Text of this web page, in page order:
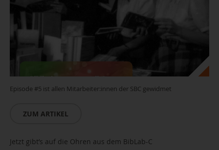
Episode #5 ist allen Mitarbeiter:innen der SBC gewidmet
ZUM ARTIKEL
Jetzt gibt’s auf die Ohren aus dem BibLab-C